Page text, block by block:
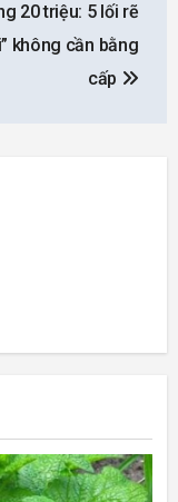
20 triệu: 5 lối rẽ
không cần bằng
cấp